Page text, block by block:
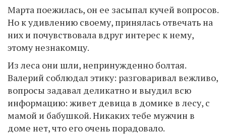
Марта поежилась, он ее засыпал кучей вопросов.
Но к удивлению своему, принялась отвечать на
них и почувствовала вдруг интерес к нему,
этому незнакомцу.
Из леса они шли, непринужденно болтая.
Валерий соблюдал этику: разговаривал вежливо,
вопросы задавал деликатно и выудил всю
информацию: живет девица в домике в лесу, с
мамой и бабушкой. Никаких тебе мужчин в
доме нет, что его очень порадовало.